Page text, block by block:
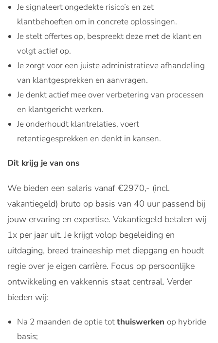
Je signaleert ongedekte risico’s en zet
klantbehoeften om in concrete oplossingen.
Je stelt offertes op, bespreekt deze met de klant en
volgt actief op.
Je zorgt voor een juiste administratieve afhandeling
van klantgesprekken en aanvragen.
Je denkt actief mee over verbetering van processen
en klantgericht werken.
Je onderhoudt klantrelaties, voert
retentiegesprekken en denkt in kansen.
Dit krijg je van ons
We bieden een salaris vanaf €2970,- (incl.
vakantiegeld) bruto op basis van 40 uur passend bij
jouw ervaring en expertise. Vakantiegeld betalen wij
1x per jaar uit. Je krijgt volop begeleiding en
uitdaging, breed traineeship met diepgang en houdt
regie over je eigen carrière. Focus op persoonlijke
ontwikkeling en vakkennis staat centraal. Verder
bieden wij:
Na 2 maanden de optie totthuiswerken op hybride
basis;